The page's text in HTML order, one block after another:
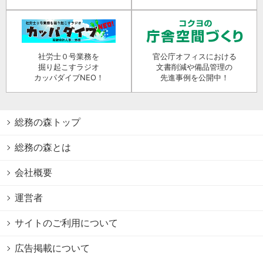
社労士０号業務を
掘り起こすラジオ
カッパダイブNEO！
官公庁オフィスにおける
文書削減や備品管理の
先進事例を公開中！
総務の森トップ
総務の森とは
会社概要
運営者
サイトのご利用について
広告掲載について